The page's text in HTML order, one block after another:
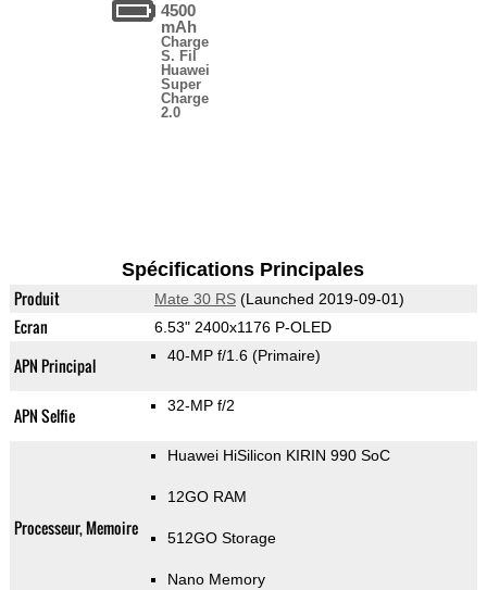
4500
mAh
Charge
S. Fil
Huawei
Super
Charge
2.0
Spécifications Principales
Produit Mate 30 RS(Launched 2019-09-01)
Ecran 6.53" 2400x1176 P-OLED
APN Principal 40-MP f/1.6 (Primaire)
APN Selfie 32-MP f/2
Processeur, Memoire
Huawei HiSilicon KIRIN 990 SoC
12GO RAM
512GO Storage
Nano Memory